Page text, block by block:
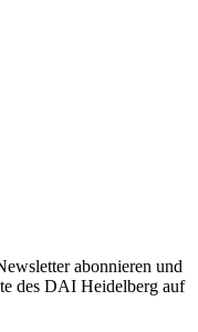
abonnieren und
des DAI Heidelberg auf